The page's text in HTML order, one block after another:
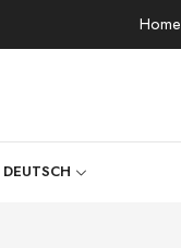
Home
DEUTSCH